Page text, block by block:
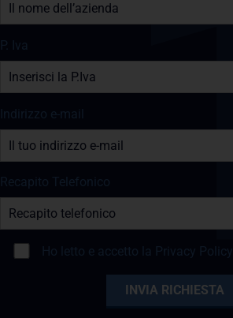
P. Iva
Indirizzo e-mail
Recapito Telefonico
Ho letto e accetto la Privacy Policy